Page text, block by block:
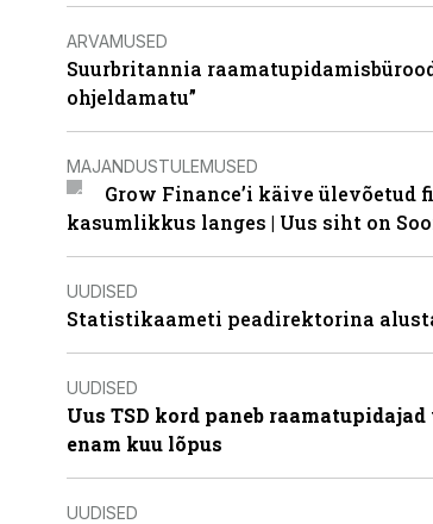
ARVAMUSED
Suurbritannia
ohjeldamatu”
MAJANDUSTULEMUSED
Grow Finance’i käive ülevõetud
kasumlikkus langes | Uus siht on
UUDISED
Statistikaameti peadirektorina
UUDISED
Uus TSD kord paneb
enam kuu lõpus
UUDISED